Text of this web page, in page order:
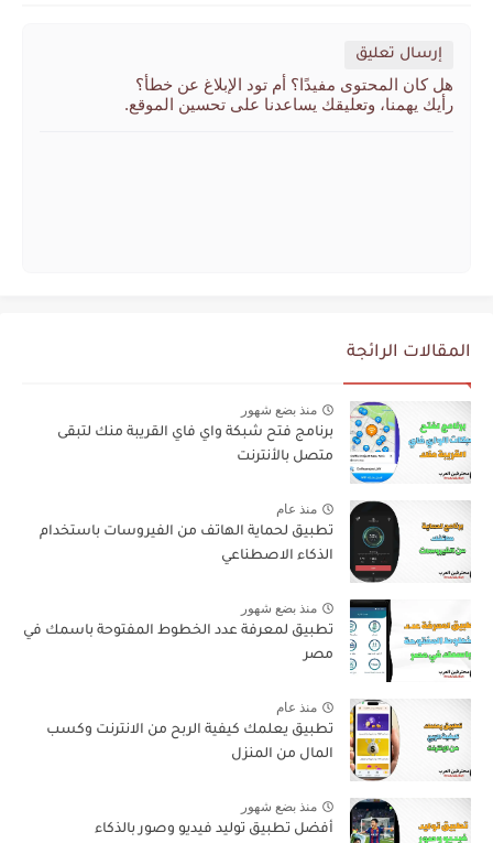
إرسال تعليق
هل كان المحتوى مفيدًا؟ أم تود الإبلاغ عن خطأ؟
رأيك يهمنا، وتعليقك يساعدنا على تحسين الموقع.
المقالات الرائجة
منذ بضع شهور
برنامج فتح شبكة واي فاي القريبة منك لتبقى
متصل بالأنترنت
منذ عام
تطبيق لحماية الهاتف من الفيروسات باستخدام
الذكاء الاصطناعي
منذ بضع شهور
تطبيق لمعرفة عدد الخطوط المفتوحة باسمك في
مصر
منذ عام
تطبيق يعلمك كيفية الربح من الانترنت وكسب
المال من المنزل
منذ بضع شهور
أفضل تطبيق توليد فيديو وصور بالذكاء